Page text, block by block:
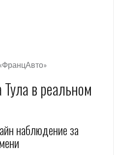
в реальном
наблюдение за